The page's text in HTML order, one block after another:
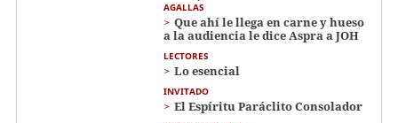
AGALLAS
Que ahí le llega en carne y hueso
a la audiencia le dice Aspra a JOH
LECTORES
Lo esencial
INVITADO
El Espíritu Paráclito Consolador